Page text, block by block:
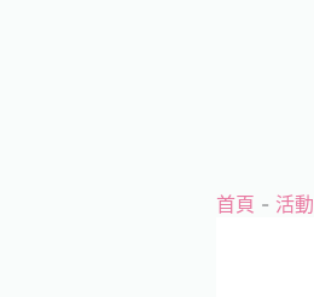
首頁 - 活動